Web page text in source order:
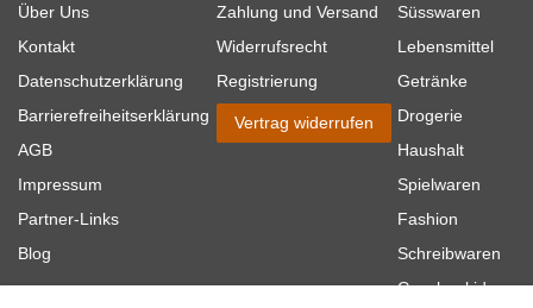
Über Uns
Kontakt
Datenschutzerklärung
Barrierefreiheitserklärung
AGB
Impressum
Partner-Links
Blog
Zahlung und Versand
Widerrufsrecht
Registrierung
Vertrag widerrufen
Süsswaren
Lebensmittel
Getränke
Drogerie
Haushalt
Spielwaren
Fashion
Schreibwaren
Geschenkideen